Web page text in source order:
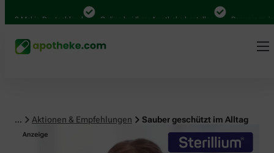
in Deutschland Online bei Ihrer Apotheke bestellen Bequem
... Aktionen & Empfehlungen Sauber geschützt im Alltag